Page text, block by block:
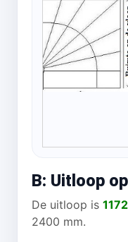
B: Uitloop
De uitloop is
2400 mm.